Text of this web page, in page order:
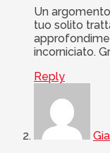
Un
tuo solito
incorniciato.
Reply